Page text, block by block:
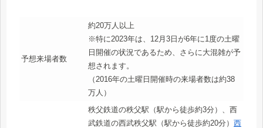
予想来場者数
約20万人以上
※特に2023年は、12月3日が6年に1度の土曜
日開催の状況であるため、さらに大混雑が予
想されます。
（2016年の土曜日開催時の来場者数は約38
万人）
秩父鉄道の秩父駅（駅から徒歩約3分）、西
武鉄道の西武秩父駅（駅から徒歩約20分） 西